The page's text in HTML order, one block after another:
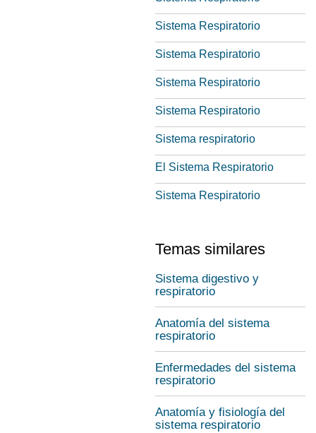
Sistema Respiratorio
Sistema Respiratorio
Sistema Respiratorio
Sistema Respiratorio
Sistema respiratorio
El Sistema Respiratorio
Sistema Respiratorio
Temas similares
Sistema digestivo y
respiratorio
Anatomía del sistema
respiratorio
Enfermedades del sistema
respiratorio
Anatomía y fisiología del
sistema respiratorio